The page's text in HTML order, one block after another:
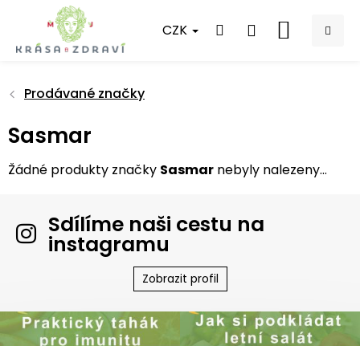
obsah
CZK
NÁKUPNÍ
Prodávané značky
Sasmar
Žádné produkty značky Sasmar nebyly nalezeny...
Sdílíme naši cestu na
instagramu
Zobrazit profil